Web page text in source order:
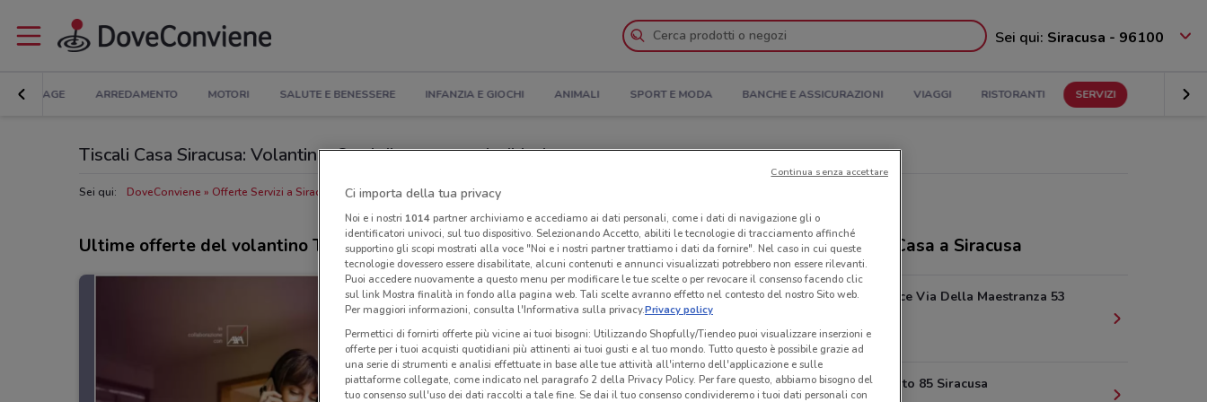
Sei qui: Siracusa - 96100
BRICOLAGE ARREDAMENTO MOTORI SALUTE E BENESSERE INFANZIA E GIOCHI ANIMALI SPORT E MODA BANCHE E ASSICURAZIONI VIAGGI RISTORANTI SERVIZI
Tiscali Casa Siracusa: Volantino, Orari di apertura e Indirizzi
Sei qui: DoveConviene Offerte Servizi a Siracusa Negozi Tiscali Casa a Siracusa
Ultime offerte del volantino Tiscali Casa Negozi Tiscali Casa a Siracusa
Diana Service Via Della Maestranza 53
1.2 km
Viale Teocrito 85 Siracusa
Ci importa della tua privacy
Noi e i nostri 1014partner archiviamo e accediamo ai dati personali, come i dati di navigazione gli o
identificatori univoci, sul tuo dispositivo. Selezionando Accetto, abiliti le tecnologie di tracciamento affinché
supportino gli scopi mostrati alla voce "Noi e i nostri partner trattiamo i dati da fornire". Nel caso in cui queste
tecnologie dovessero essere disabilitate, alcuni contenuti e annunci visualizzati potrebbero non essere rilevanti.
Puoi accedere nuovamente a questo menu per modificare le tue scelte o per revocare il consenso facendo clic
sul link Mostra finalità in fondo alla pagina web. Tali scelte avranno effetto nel contesto del nostro Sito web.
Per maggiori informazioni, consulta l'Informativa sulla privacy.Privacy policy
Permettici di fornirti offerte più vicine ai tuoi bisogni: Utilizzando Shopfully/Tiendeo puoi visualizzare inserzioni e
offerte per i tuoi acquisti quotidiani più attinenti ai tuoi gusti e al tuo mondo. Tutto questo è possibile grazie ad
una serie di strumenti e analisi effettuate in base alle tue attività all'interno dell'applicazione e sulle
piattaforme collegate, come indicato nel paragrafo 2 della Privacy Policy. Per fare questo, abbiamo bisogno del
tuo consenso sull'uso dei dati raccolti a tale fine. Se dai il tuo consenso condivideremo i tuoi dati personali con
Continua senza accettare